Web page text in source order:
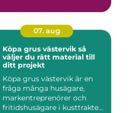
07. aug
Köpa grus västervik så
väljer du rätt material till
ditt projekt
Köpa grus västervik är en
fråga många husägare,
markentreprenörer och
fritidshusägare i kusttrakten